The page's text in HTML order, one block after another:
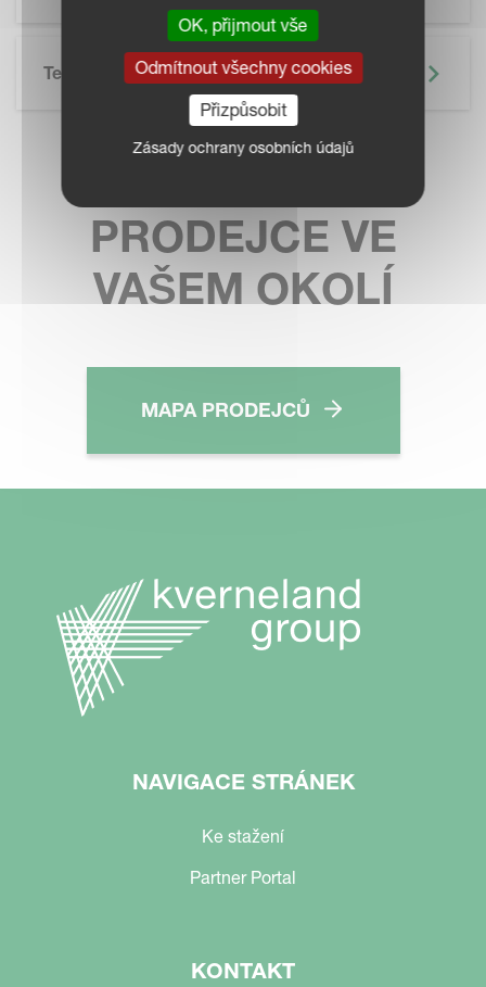
Technické Údaje
PRODEJCE VE
VAŠEM OKOLÍ
MAPA PRODEJCŮ
NAVIGACE STRÁNEK
Ke stažení
Partner Portal
KONTAKT
OK, přijmout vše
Odmítnout všechny cookies
Přizpůsobit
Zásady ochrany osobních údajů